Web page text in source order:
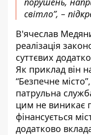
світло”, –
В'ячеслав
реалізація
суттєвих
Як приклад він
“Безпечне
патрульна
цим не виникає
фінансується
додатково